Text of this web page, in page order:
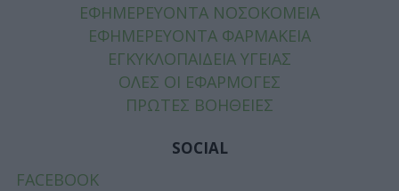
ΕΦΗΜΕΡΕΥΟΝΤΑ ΝΟΣΟΚΟΜΕΙΑ
ΕΦΗΜΕΡΕΥΟΝΤΑ ΦΑΡΜΑΚΕΙΑ
ΕΓΚΥΚΛΟΠΑΙΔΕΙΑ ΥΓΕΙΑΣ
ΟΛΕΣ ΟΙ ΕΦΑΡΜΟΓΕΣ
ΠΡΩΤΕΣ ΒΟΗΘΕΙΕΣ
SOCIAL
FACEBOOK